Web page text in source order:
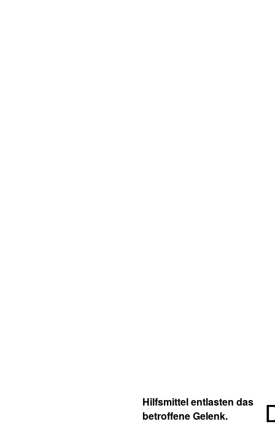
Hilfsmittel entlasten das
betroffene Gelenk.